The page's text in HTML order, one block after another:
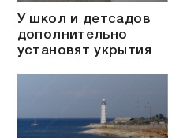
У школ и детсадов
дополнительно
установят укрытия